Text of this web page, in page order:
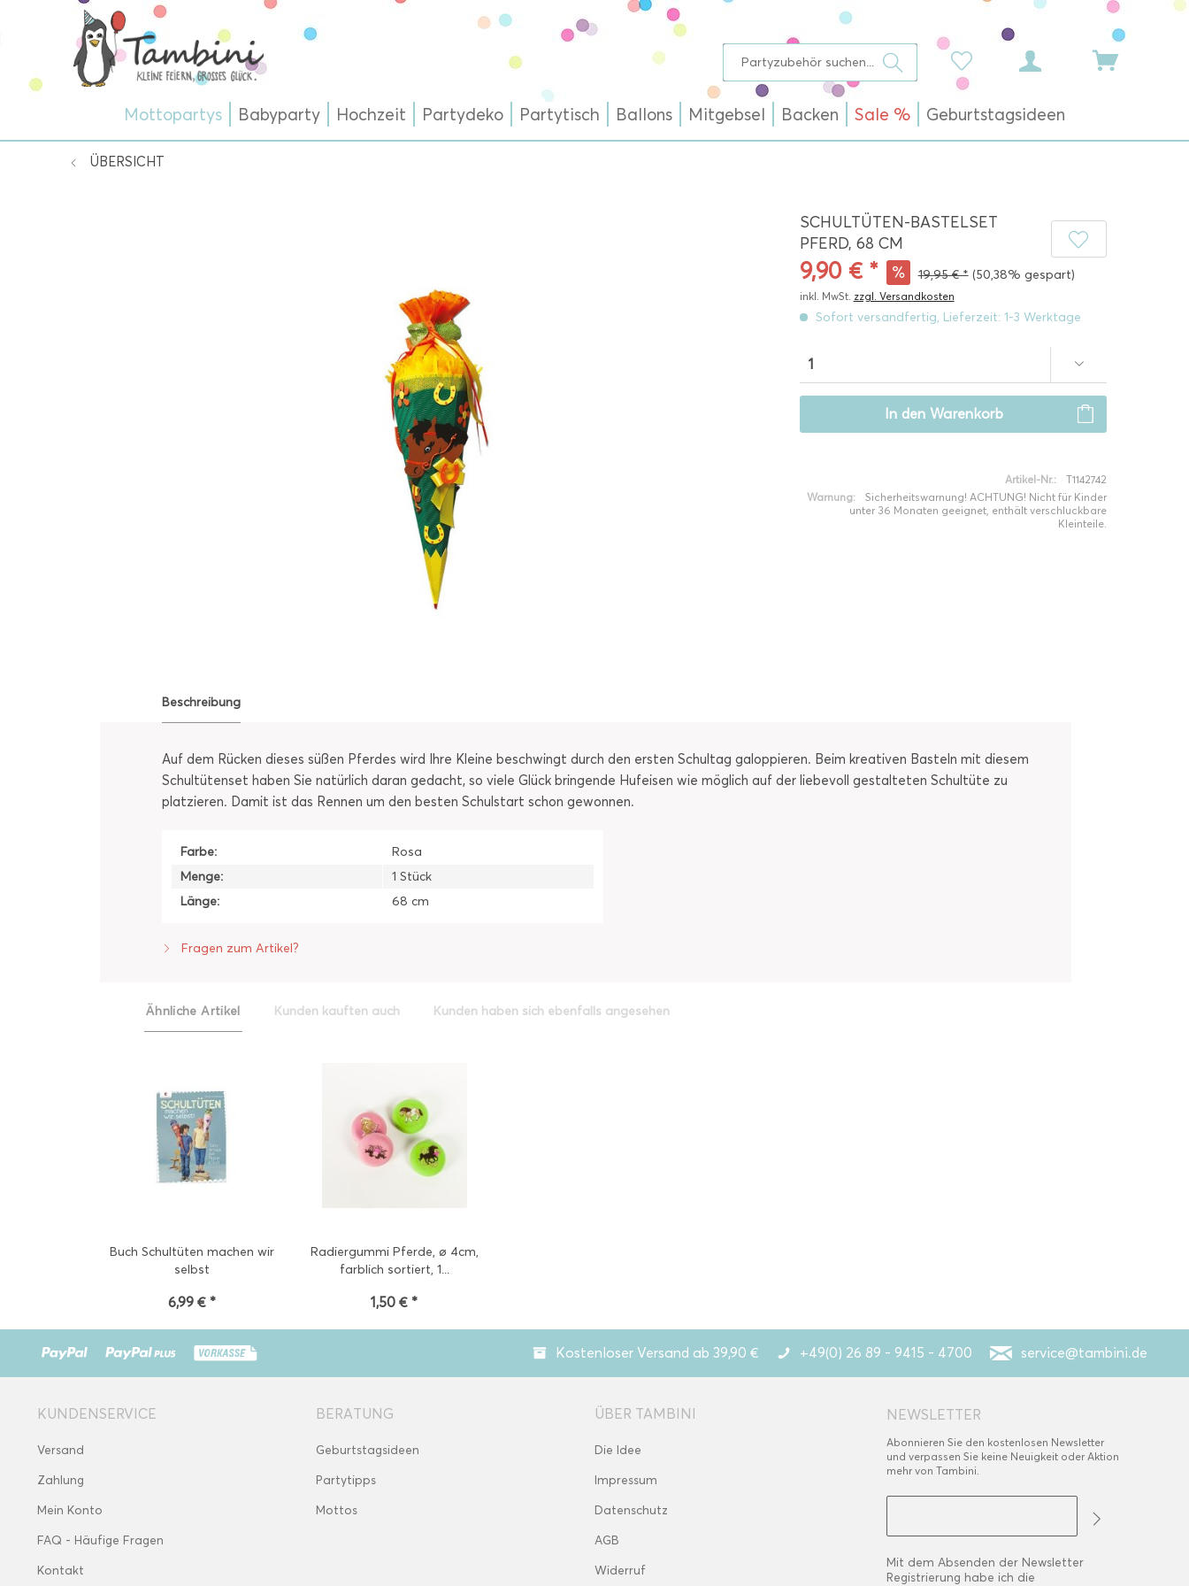
Mottopartys Babyparty Hochzeit Partydeko Partytisch Ballons Mitgebsel Backen Sale % Geburtstagsideen
ÜBERSICHT
SCHULTÜTEN-BASTELSET
PFERD, 68 CM
9,90 € * 19,95 € * (50,38% gespart)
inkl. MwSt. zzgl. Versandkosten
Sofort versandfertig, Lieferzeit: 1-3 Werktage
In den Warenkorb
Artikel-Nr.:
T1142742
Warnung:
Sicherheitswarnung! ACHTUNG! Nicht für Kinder
unter 36 Monaten geeignet, enthält verschluckbare
Kleinteile.
Beschreibung
Auf dem Rücken dieses süßen Pferdes wird Ihre Kleine beschwingt durch den ersten Schultag galoppieren. Beim kreativen Basteln mit diesem
Schultütenset haben Sie natürlich daran gedacht, so viele Glück bringende Hufeisen wie möglich auf der liebevoll gestalteten Schultüte zu
platzieren. Damit ist das Rennen um den besten Schulstart schon gewonnen.
Farbe:
Rosa
Menge:
1 Stück
Länge:
68 cm
Fragen zum Artikel?
Ähnliche Artikel Kunden kauften auch Kunden haben sich ebenfalls angesehen
Buch Schultüten machen wir
selbst
6,99 € *
Radiergummi Pferde, ø 4cm,
farblich sortiert, 1...
1,50 € *
Kostenloser Versand ab 39,90 € +49(0) 26 89 - 9415 - 4700 service@tambini.de
KUNDENSERVICE
Versand
Zahlung
Mein Konto
FAQ - Häufige Fragen
Kontakt
BERATUNG
Geburtstagsideen
Partytipps
Mottos
ÜBER TAMBINI
Die Idee
Impressum
Datenschutz
AGB
Widerruf
NEWSLETTER
Abonnieren Sie den kostenlosen Newsletter
und verpassen Sie keine Neuigkeit oder Aktion
mehr von Tambini.
Mit dem Absenden der Newsletter
Registrierung habe ich die